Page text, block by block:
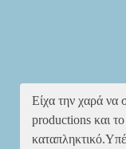
Είχα την χαρά να
productions και